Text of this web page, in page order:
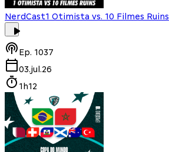
NerdCast1 Otimista vs. 10 Filmes Ruins
Ep. 1037
03.jul.26
1h12